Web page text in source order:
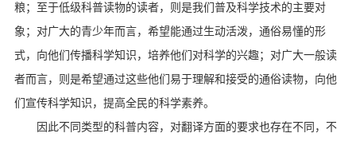
粮；至于低级科普读物的读者，则是我们普及科学技术的主要对
象；对广大的青少年而言，希望能通过生动活泼，通俗易懂的形
式，向他们传播科学知识，培养他们对科学的兴趣；对广大一般读
者而言，则是希望通过这些他们易于理解和接受的通俗读物，向他
们宣传科学知识，提高全民的科学素养。
因此不同类型的科普内容，对翻译方面的要求也存在不同，不